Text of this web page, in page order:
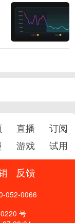
直播
订阅
游戏 试用
反馈
052-0066
号